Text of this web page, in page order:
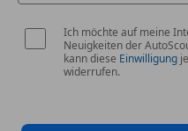
Ich möchte auf meine
Neuigkeiten der
kann diese Einwilligung
widerrufen.